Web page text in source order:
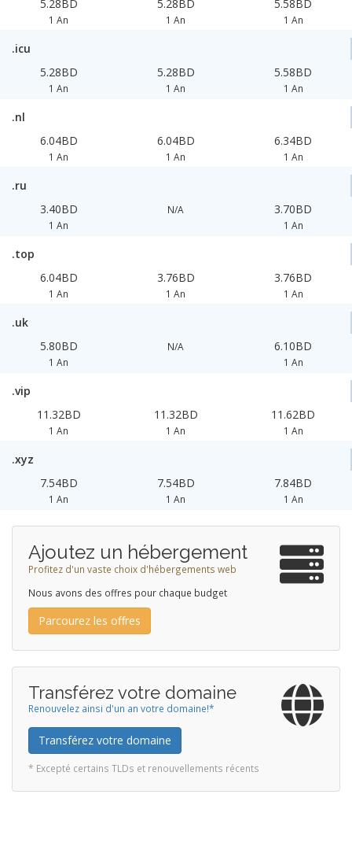
5.28BD
1 An
5.28BD
1 An
5.58BD
1 An
.icu
5.28BD
1 An
5.28BD
1 An
5.58BD
1 An
.nl
6.04BD
1 An
6.04BD
1 An
6.34BD
1 An
.ru
3.40BD
1 An
N/A 3.70BD
1 An
.top
6.04BD
1 An
3.76BD
1 An
3.76BD
1 An
.uk
5.80BD
1 An
N/A 6.10BD
1 An
.vip
11.32BD
1 An
11.32BD
1 An
11.62BD
1 An
.xyz
7.54BD
1 An
7.54BD
1 An
7.84BD
1 An
Ajoutez un hébergement
Profitez d'un vaste choix d'hébergements web
Nous avons des offres pour chaque budget
Parcourez les offres
Transférez votre domaine
Renouvelez ainsi d'un an votre domaine!*
Transférez votre domaine
* Excepté certains TLDs et renouvellements récents